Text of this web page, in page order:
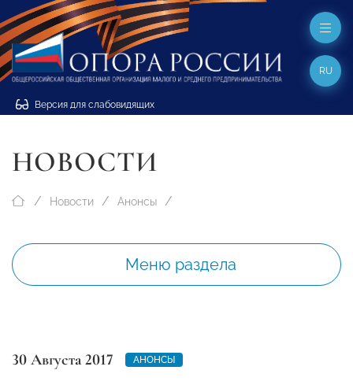
Версия для слабовидящих
RU
НОВОСТИ
Новости Анонсы
Меню раздела
30 Августа 2017 АНОНСЫ